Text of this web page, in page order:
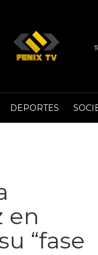
DEPORTES
en
“fase